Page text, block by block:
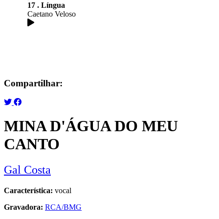
17 . Língua
Caetano Veloso
Compartilhar:
MINA D'ÁGUA DO MEU
CANTO
Gal Costa
Característica: vocal
Gravadora: RCA/BMG